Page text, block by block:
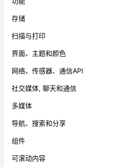
存储
扫描与打印
界面、主题和颜色
网络、传感器、通信API
社交媒体, 聊天和通信
多媒体
导航、搜索和分享
组件
可滚动内容